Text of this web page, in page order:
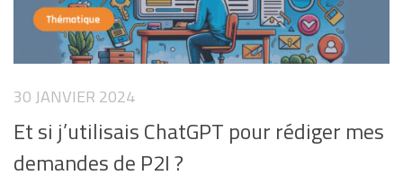
30 JANVIER 2024
Et si j’utilisais ChatGPT pour rédiger mes
demandes de P2I ?